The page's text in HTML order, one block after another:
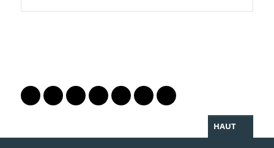
Lien vers le profil Mastodon
Lien vers le profil Bluesky
Lien vers le profil Instagram
Lien vers le profil Linkedin
Lien vers le profil Facebook
Lien vers le profil Twitter
Partager par WhatsApp
HAUT